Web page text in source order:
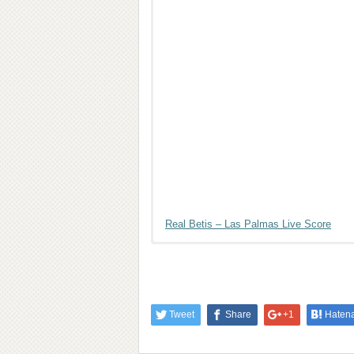
Real Betis – Las Palmas Live Score
Tweet Share +1